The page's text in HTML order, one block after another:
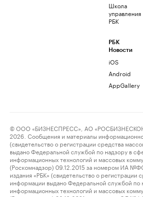
Школа
управления
РБК
РБК
Новости
iOS
Android
AppGallery
© ООО «БИЗНЕСПРЕСС», АО
2026. Сообщения и материалы
(свидетельство о регистрации средства
выдано Федеральной службой по надзору в
информационных технологий и массовых
(Роскомнадзор) 09.12.2015 за номером ИА
издания «РБК» (свидетельство о регистрации
информации выдано Федеральной службой по
информационных технологий и массовых